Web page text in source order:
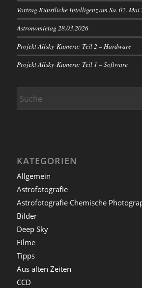
Vortrag Künstliche Intelligenz am Sa. 02. Mai
Astronomietag 28.03.2026
Projekt Allsky-Kamera: Teil 2 – Hardware
Projekt Allsky-Kamera: Teil 1 – Software
KATEGORIEN
Allgemein
Astrofotografie
Astrofotografie Chemische
Bilder
Deep Sky
Filme
Tipps
Aus alten Zeiten
CCD